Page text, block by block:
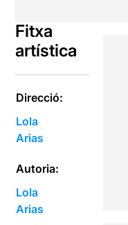
Fitxa
artística
Direcció:
Lola
Arias
Autoria:
Lola
Arias